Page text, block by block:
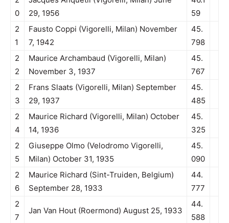
0
29, 1956
59
2
1
Fausto Coppi (Vigorelli, Milan) November
7, 1942
45.
798
2
2
Maurice Archambaud (Vigorelli, Milan)
November 3, 1937
45.
767
2
3
Frans Slaats (Vigorelli, Milan) September
29, 1937
45.
485
2
4
Maurice Richard (Vigorelli, Milan) October
14, 1936
45.
325
2
5
Giuseppe Olmo (Velodromo Vigorelli,
Milan) October 31, 1935
45.
090
2
6
Maurice Richard (Sint-Truiden, Belgium)
September 28, 1933
44.
777
2
7
Jan Van Hout (Roermond) August 25, 1933
44.
588